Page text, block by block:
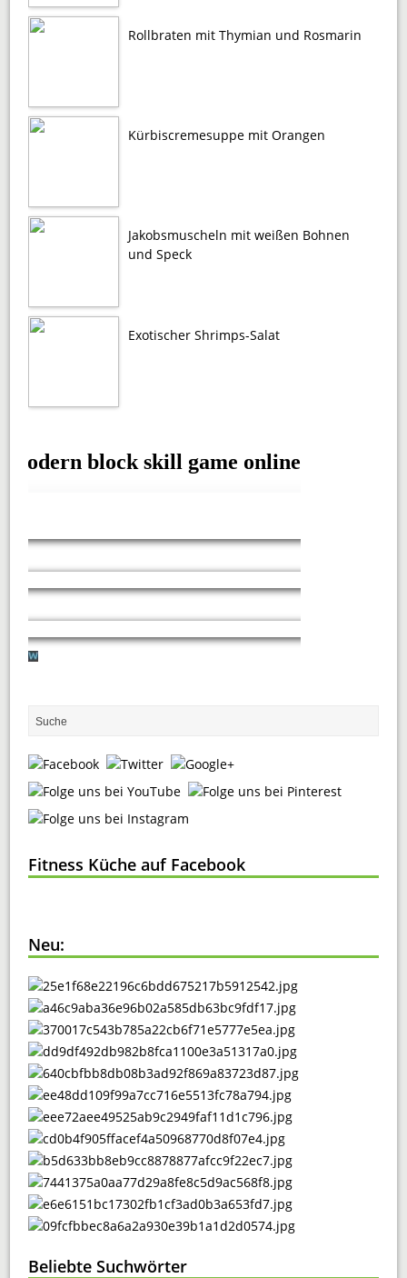
Rollbraten mit Thymian und Rosmarin
Kürbiscremesuppe mit Orangen
Jakobsmuscheln mit weißen Bohnen
und Speck
Exotischer Shrimps-Salat
Fitness Küche auf Facebook
Neu:
Beliebte Suchwörter